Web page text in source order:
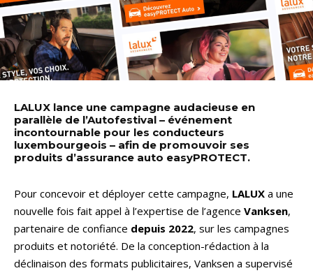
LALUX lance une campagne audacieuse en
parallèle de l’Autofestival – événement
incontournable pour les conducteurs
luxembourgeois – afin de promouvoir ses
produits d’assurance auto easyPROTECT.
Pour concevoir et déployer cette campagne, LALUX a une
nouvelle fois fait appel à l’expertise de l’agence Vanksen,
partenaire de confiance depuis 2022, sur les campagnes
produits et notoriété. De la conception-rédaction à la
déclinaison des formats publicitaires, Vanksen a supervisé